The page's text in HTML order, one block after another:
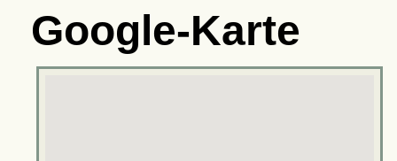
Google-Karte